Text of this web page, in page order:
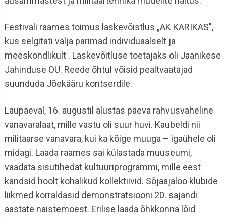
Festivali raames toimus laskevõistlus „AK KARIKAS",
kus selgitati välja parimad individuaalselt ja
meeskondlikult . Laskevõitluse toetajaks oli Jaanikese
Jahinduse OÜ. Reede õhtul võisid pealtvaatajad
suunduda Jõekääru kontserdile.
Laupäeval, 16. augustil alustas päeva rahvusvaheline
vanavaralaat, mille vastu oli suur huvi. Kaubeldi nii
militaarse vanavara, kui ka kõige muuga – igaühele oli
midagi. Laada raames sai külastada muuseumi,
vaadata sisutihedat kultuuriprogrammi, mille eest
kandsid hoolt kohalikud kollektiivid. Sõjaajaloo klubide
liikmed korraldasid demonstratsiooni 20. sajandi
aastate naistemoest. Erilise laada õhkkonna lõid